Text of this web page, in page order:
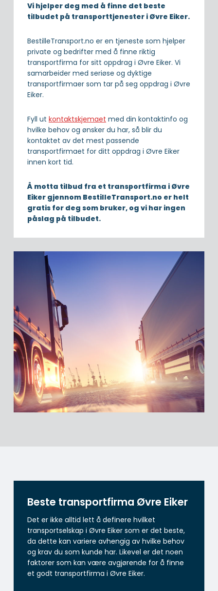
Vi hjelper deg med å finne det beste
tilbudet på transporttjenester i Øvre Eiker.
BestilleTransport.no er en tjeneste som hjelper
private og bedrifter med å finne riktig
transportfirma for sitt oppdrag i Øvre Eiker. Vi
samarbeider med seriøse og dyktige
transportfirmaer som tar på seg oppdrag i Øvre
Eiker.
Fyll ut kontaktskjemaet med din kontaktinfo og
hvilke behov og ønsker du har, så blir du
kontaktet av det mest passende
transportfirmaet for ditt oppdrag i Øvre Eiker
innen kort tid.
Å motta tilbud fra et transportfirma i Øvre
Eiker gjennom BestilleTransport.no er helt
gratis for deg som bruker, og vi har ingen
påslag på tilbudet.
Beste transportfirma Øvre Eiker
Det er ikke alltid lett å definere hvilket
transportselskap i Øvre Eiker som er det beste,
da dette kan variere avhengig av hvilke behov
og krav du som kunde har. Likevel er det noen
faktorer som kan være avgjørende for å finne
et godt transportfirma i Øvre Eiker.